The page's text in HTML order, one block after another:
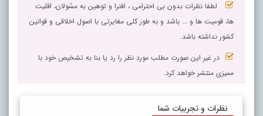
لطفا نظرات بدون بی احترامی ، افترا و توهین به مسٔولان، اقلیت
ها، قومیت ها و ... باشد و به طور کلی مغایرتی با اصول اخلاقی و قوانین
کشور نداشته باشد.
در غیر این صورت مطلب مورد نظر را رد یا بنا به تشخیص خود با
ممیزی منتشر خواهد کرد.
نظرات و تجربیات شما